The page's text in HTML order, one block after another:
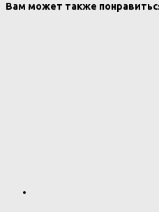
Вам может также